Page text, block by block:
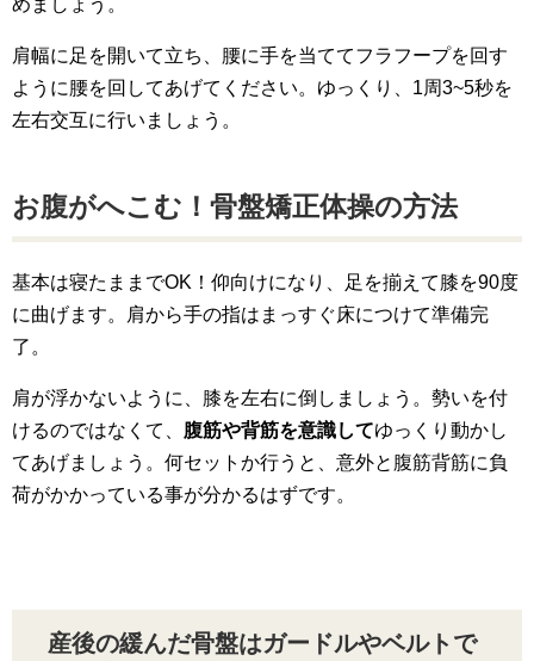
めましょう。
肩幅に足を開いて立ち、腰に手を当ててフラフープを回す
ように腰を回してあげてください。ゆっくり、1周3~5秒を
左右交互に行いましょう。
お腹がへこむ！骨盤矯正体操の方法
基本は寝たままでOK！仰向けになり、足を揃えて膝を90度
に曲げます。肩から手の指はまっすぐ床につけて準備完
了。
肩が浮かないように、膝を左右に倒しましょう。勢いを付
けるのではなくて、 腹筋や背筋を意識してゆっくり動かし
てあげましょう。何セットか行うと、意外と腹筋背筋に負
荷がかかっている事が分かるはずです。
産後の緩んだ骨盤はガードルやベルトで